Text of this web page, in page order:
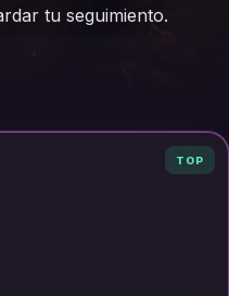
tu seguimiento.
TOP